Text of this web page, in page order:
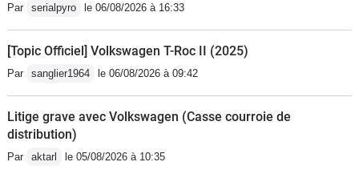
Par serialpyro le 06/08/2026 à 16:33
[Topic Officiel] Volkswagen T-Roc II (2025)
Par sanglier1964 le 06/08/2026 à 09:42
Litige grave avec Volkswagen (Casse courroie de
distribution)
Par aktarl le 05/08/2026 à 10:35